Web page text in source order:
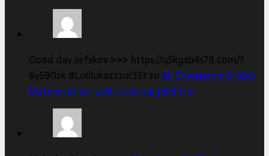
Good day sefskov >>> https://q5kgxb4s78.com/?
6y590zk #Lolllukazzzur333 zuAl-Chwarizmi: Großer
Mathematiker und Universalgelehrter